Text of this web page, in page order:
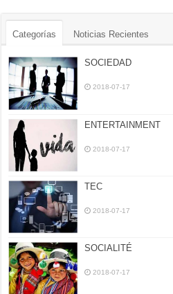
Categorías Noticias Recientes
SOCIEDAD
2018-07-17
ENTERTAINMENT
2018-07-17
TEC
2018-07-17
SOCIALITÉ
2018-07-17